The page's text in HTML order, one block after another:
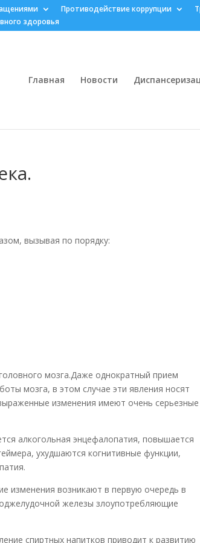
Противодействие коррупции
здоровья
Главная Новости
вызывая по порядку:
мозга.Даже однократный прием
мозга, в этом случае эти явления носят
изменения имеют очень серьезные
алкогольная энцефалопатия, повышается
ухудшаются когнитивные функции,
изменения возникают в первую очередь в
железы злоупотребляющие
спиртных напитков приводит к развитию